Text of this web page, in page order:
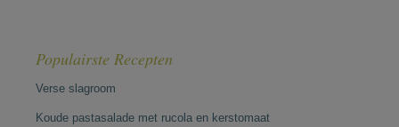
Populairste Recepten
Verse slagroom
Koude pastasalade met rucola en kerstomaat